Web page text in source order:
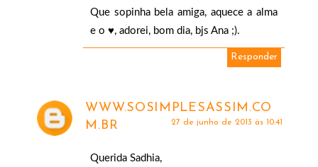
Que sopinha bela amiga, aquece a alma
e o ♥, adorei, bom dia, bjs Ana ;).
Responder
WWW.SOSIMPLESASSIM.CO
M.BR
27 de junho de 2013 às 10:41
Querida Sadhia,